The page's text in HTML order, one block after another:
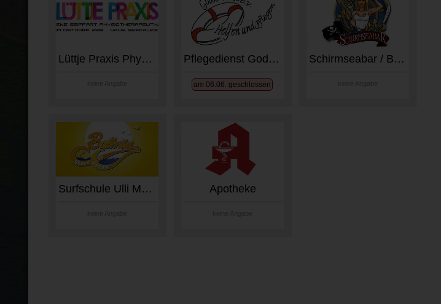
Lüttje Praxis Physiotherapy Pflegedienst Gode Tied e.V.
am 06.06. geschlossen
Schirmseabar / Baltrum Arena
Surfschule Ulli Mammen Apotheke